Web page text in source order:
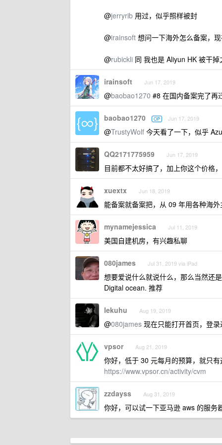
@jerryrib 用过，似乎照样被封
@irainsoft 想问一下海外怎么备案，
@rubickli 同 我也是 Aliyun HK 被干
irainsoft Jun 17, 2019
@baobao1270 #8 在国内备案完了再
baobao1270 OP Jun 17, 2019
@TrustyWolf 今天看了一下，似乎
QQ2171775959 Jun 17, 2019
目前都不太好搞了，加上你这个价格
xuextx Jun 18, 2019
能备案就备案把，从 09 年用各种海
mynamejessica Jul 11, 2019
美国自建机房，有兴趣私聊
080james Jul 31, 2019 via iPad
想要爱说什么就说什么，那么当然还
Digital ocean. 推荐
lekuhu Aug 19, 2019
@080james 现在只能打开首页，登
vpsor Aug 21, 2019
你好，低于 30 元每月的预算，就只
https://www.vpsor.cn/activity/cvm
zzdayss Aug 31, 2019
你好，可以试一下亚马逊 aws 的服务